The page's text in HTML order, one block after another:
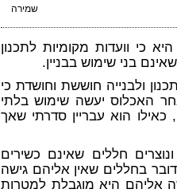
שמירה
כי וועדות מקומיות לתכנון
בני שימוש בבניין.
ולבנייה חוששת וחושדת כי
האכלוס יעשה שימוש בלתי
הוא עבריין סדרתי שאך
חללים שאינם כשירים
בחללים שאין אליהם גישה
אליהם היא מוגבלת למטרות